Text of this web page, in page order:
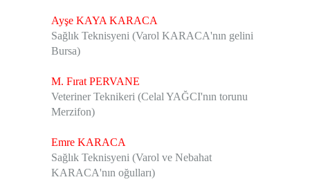
Ayşe KAYA KARACA
Sağlık Teknisyeni (Varol KARACA'nın gelini
Bursa)
M. Fırat PERVANE
Veteriner Teknikeri (Celal YAĞCI'nın torunu
Merzifon)
Emre KARACA
Sağlık Teknisyeni (Varol ve Nebahat
KARACA'nın oğulları)